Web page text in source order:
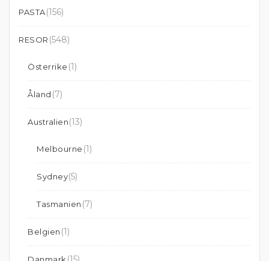
PASTA(156)
RESOR (548)
Österrike (1)
Åland (7)
Australien(13)
Melbourne (1)
Sydney(5)
Tasmanien (7)
Belgien (1)